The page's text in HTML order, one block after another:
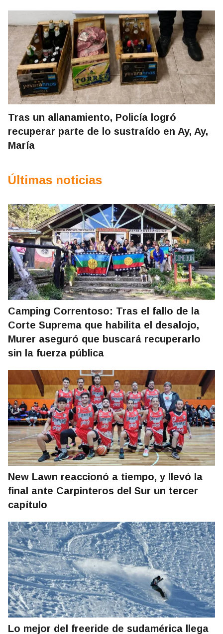
Tras un allanamiento, Policía logró
recuperar parte de lo sustraído en Ay, Ay,
María
Últimas noticias
Camping Correntoso: Tras el fallo de la
Corte Suprema que habilita el desalojo,
Murer aseguró que buscará recuperarlo
sin la fuerza pública
New Lawn reaccionó a tiempo, y llevó la
final ante Carpinteros del Sur un tercer
capítulo
Lo mejor del freeride de sudamérica llega